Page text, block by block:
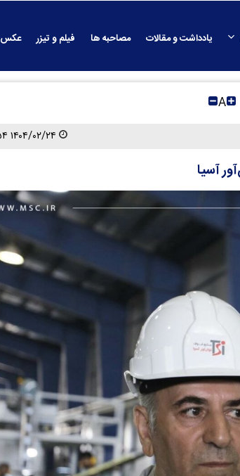
یادداشت و مقالات مصاحبه ها فیلم و تیزر عکس
A
۱۴۰۴/۰۲/۲۴ ۱۲:۵۷:۵۴